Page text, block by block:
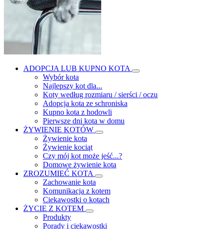
ADOPCJA LUB KUPNO KOTA
Wybór kota
Najlepszy kot dla...
Koty według rozmiaru / sierści / oczu
Adopcja kota ze schroniska
Kupno kota z hodowli
Pierwsze dni kota w domu
ŻYWIENIE KOTÓW
Żywienie kota
Żywienie kociąt
Czy mój kot może jeść...?
Domowe żywienie kota
ZROZUMIEĆ KOTA
Zachowanie kota
Komunikacja z kotem
Ciekawostki o kotach
ŻYCIE Z KOTEM
Produkty
Porady i ciekawostki